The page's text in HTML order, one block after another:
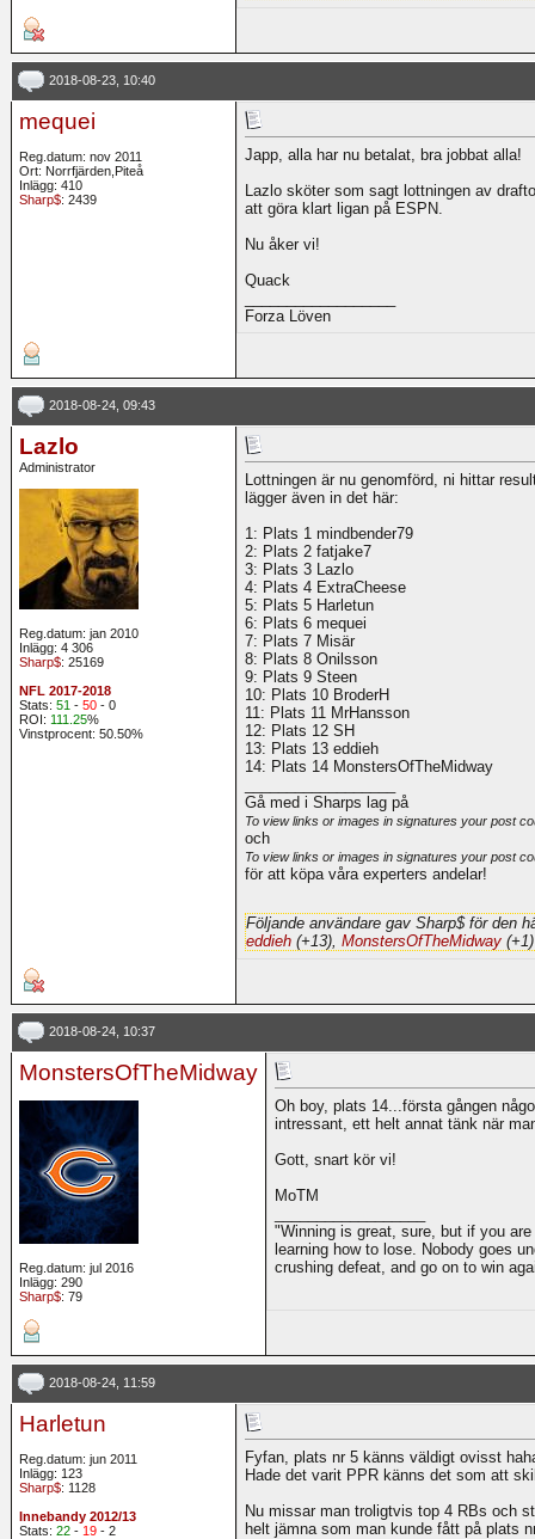
2018-08-23, 10:40
mequei
Reg.datum: nov 2011
Ort: Norrfjärden,Piteå
Inlägg: 410
Sharp$: 2439
Japp, alla har nu betalat, bra jobbat alla!
Lazlo sköter som sagt lottningen av
att göra klart ligan på ESPN.
Nu åker vi!
Quack
Forza Löven
2018-08-24, 09:43
Lazlo
Administrator
Reg.datum: jan 2010
Inlägg: 4 306
Sharp$: 25169
NFL 2017-2018
Stats: 51 - 50 - 0
ROI: 111.25%
Vinstprocent: 50.50%
Lottningen är nu genomförd, ni hittar
lägger även in det här:
1: Plats 1 mindbender79
2: Plats 2 fatjake7
3: Plats 3 Lazlo
4: Plats 4 ExtraCheese
5: Plats 5 Harletun
6: Plats 6 mequei
7: Plats 7 Misär
8: Plats 8 Onilsson
9: Plats 9 Steen
10: Plats 10 BroderH
11: Plats 11 MrHansson
12: Plats 12 SH
13: Plats 13 eddieh
14: Plats 14 MonstersOfTheMidway
Gå med i Sharps lag på
To view links or images in signatures your post
och
To view links or images in signatures your post
för att köpa våra experters andelar!
Följande användare gav Sharp$ för den
eddieh (+13), MonstersOfTheMidway (+1)
2018-08-24, 10:37
MonstersOfTheMidway
Reg.datum: jul 2016
Inlägg: 290
Sharp$: 79
Oh boy, plats 14...första gången
intressant, ett helt annat tänk när
Gott, snart kör vi!
MoTM
"Winning is great, sure, but if you
learning how to lose. Nobody goes
crushing defeat, and go on to win
2018-08-24, 11:59
Harletun
Reg.datum: jun 2011
Inlägg: 123
Sharp$: 1128
Innebandy 2012/13
Stats: 22 - 19 - 2
Fyfan, plats nr 5 känns väldigt ovisst
Hade det varit PPR känns det som att
Nu missar man troligtvis top 4 RBs och
helt jämna som man kunde fått på plats